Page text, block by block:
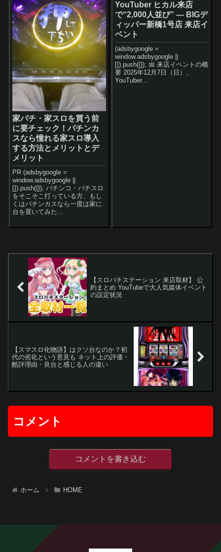
家パチ・家スロを買う前
に要チェック！パチンカ
スなら憧れる家スロ導入
する方法とメリットとデ
メリット
PR (adsbygoogle =
window.adsbygoogle ||
[]).push({}); パチンコ・パチスロ
をそこそこ打っている方、もし
くはパチンカスなら一度は家に
台を置いてみた...
YouTuber ヒカル来店
で“2,000人並び” — BIGデ
ィッパー新橋1号店 来店イ
ベント
(adsbygoogle =
window.adsbygoogle ||
[]).push({}); 📅 来店イベントの概
要 2025年12月7日（日）、
YouTuber...
【スロパチステーション 来店取材】 公
約まとめ YouTubeで大人気媒体イベント
の設定状況
【スマスロ化物語】はクソ台なのか？初
代の劣化という意見も ネット上の評価・
酷評理由・良台と感じる人の違い
コメント
コメントを書き込む
ホーム HOME